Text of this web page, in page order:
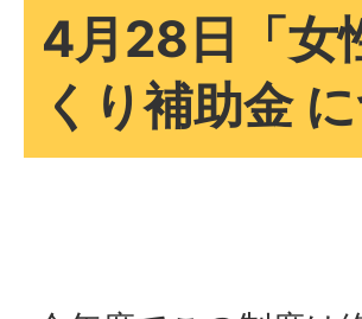
4月28日「女
くり補助金